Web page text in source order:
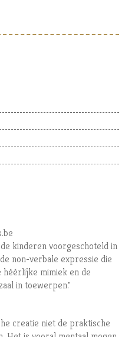
kinderen voorgeschoteld in
non-verbale expressie die
mimiek en de
in toewerpen."
creatie niet de praktische